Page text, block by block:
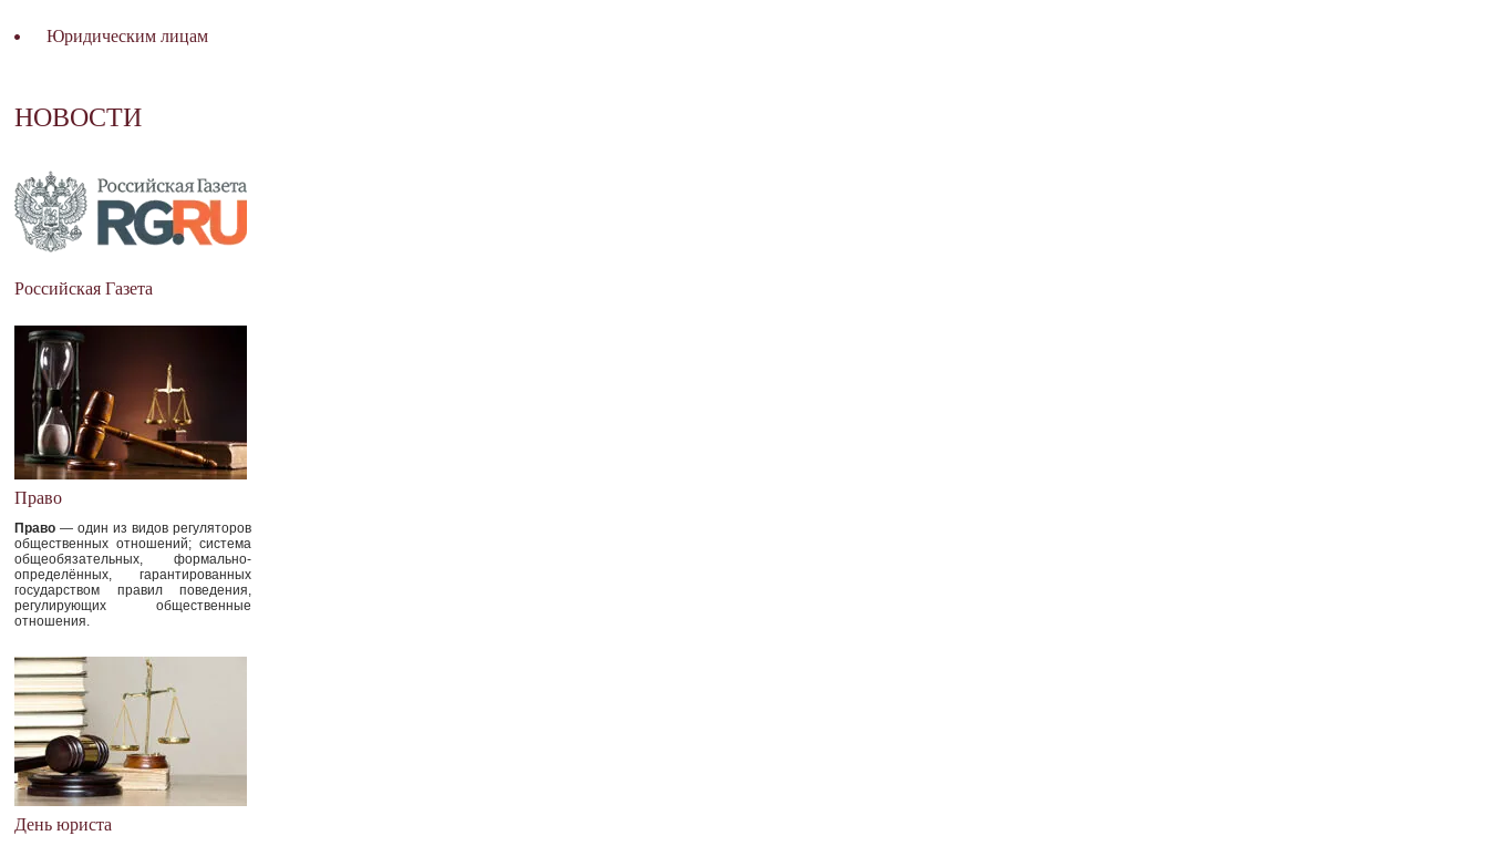
Юридическим лицам
НОВОСТИ
Российская Газета
Право
Право — один из видов регуляторов
общественных отношений; система
общеобязательных, формально-
определённых, гарантированных
государством правил поведения,
регулирующих общественные
отношения.
День юриста